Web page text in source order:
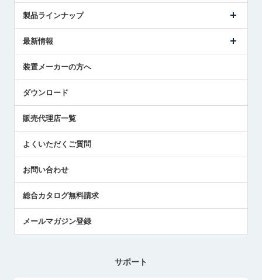
ごあいさつ
受賞履歴
採用情報
国/地域/言語
製品ラインナップ
ツールセッタ製品
エアマイクロセンサ製品
最新情報
メトロールの技術
社員ブログ
中小企業のBCP地震対策
センサのテクニカルガイド
社長ブログ
装置メーカーの方へ
ダウンロード
販売代理店一覧
よくいただくご質問
お問い合わせ
総合カタログ無料請求
メールマガジン登録
サポート